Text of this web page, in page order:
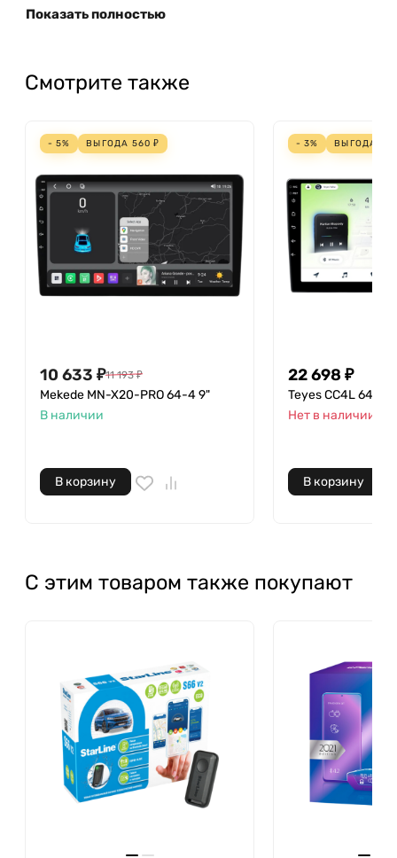
Показать полностью
Смотрите также
- 5% ВЫГОДА 560 ₽
10 633 ₽11 193 ₽
Mekede MN-X20-PRO 64-4 9"
В наличии
В корзину
- 3% ВЫГОДА
22 698 ₽
Teyes CC4L 64-6
Нет в наличии
В корзину
С этим товаром также покупают